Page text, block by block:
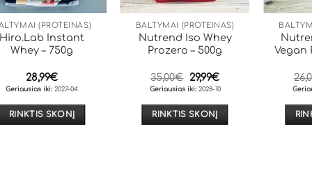
(PROTEINAS)
Hiro.Lab Instant
Whey – 750g
28,99€
Geriausias iki:2027-04
RINKTIS SKONĮ
BALTYMAI (PROTEINAS)
Nutrend Iso Whey
Prozero – 500g
35,00€ Original
price
35,00€.
29,99€Current
price
29,99€.
Geriausias iki: 2028-10
RINKTIS SKONĮ
Vegan